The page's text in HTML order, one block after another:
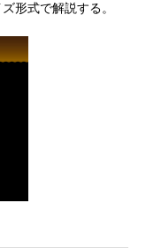
形式で解説する。